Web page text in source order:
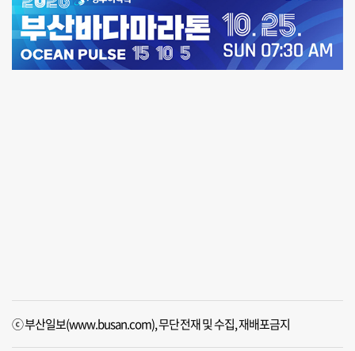
ⓒ 부산일보(www.busan.com), 무단전재 및 수집, 재배포금지